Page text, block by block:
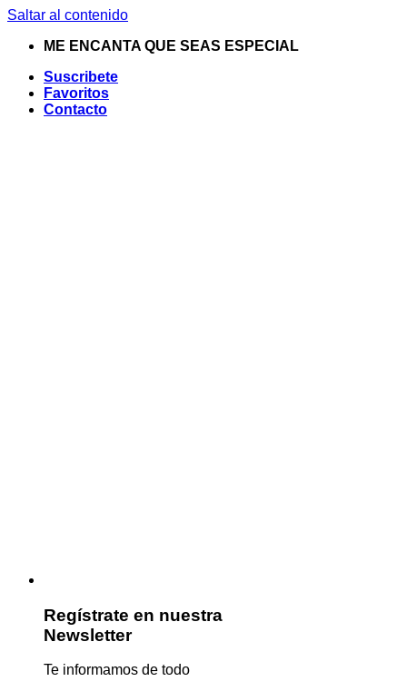
Saltar al contenido
ME ENCANTA QUE SEAS ESPECIAL
Suscribete
Favoritos
Contacto
Regístrate en nuestra
Newsletter
Te informamos de todo